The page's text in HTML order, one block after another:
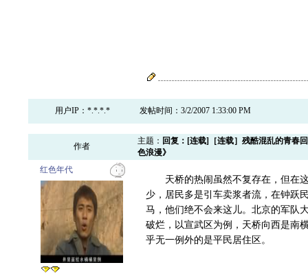
用户IP：*.*.*.* 发帖时间：3/2/2007 1:33:00 PM
作者
主题： 回复：[连载]［连载］残酷混乱的青春
色浪漫》
红色年代
天桥的热闹虽然不复存在，但在这
少，居民多是引车卖浆者流，在钟跃
马，他们绝不会来这儿。北京的军队
破烂，以宣武区为例，天桥向西是南
乎无一例外的是平民居住区。